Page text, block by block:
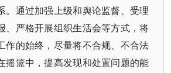
。通过加强上级和舆论监督、受理
、严格开展组织生活会等方式，将
作的始终，尽量将不合规、不合法
摇篮中，提高发现和处置问题的能